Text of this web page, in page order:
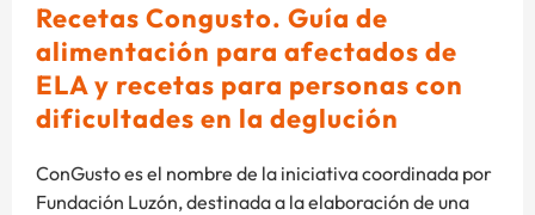
Recetas Congusto. Guía de
alimentación para afectados de
ELA y recetas para personas con
dificultades en la deglución
ConGusto es el nombre de la iniciativa coordinada por
Fundación Luzón, destinada a la elaboración de una